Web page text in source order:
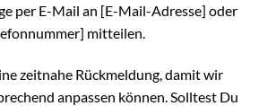
per E-Mail an [E-Mail-Adresse] oder
mitteilen.
zeitnahe Rückmeldung, damit wir
anpassen können. Solltest Du